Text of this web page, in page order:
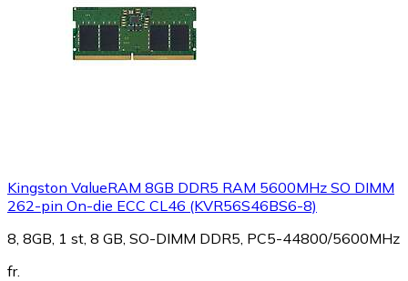
Kingston ValueRAM 8GB DDR5 RAM 5600MHz SO DIMM
262-pin On-die ECC CL46 (KVR56S46BS6-8)
8, 8GB, 1 st, 8 GB, SO-DIMM DDR5, PC5-44800/5600MHz
fr.